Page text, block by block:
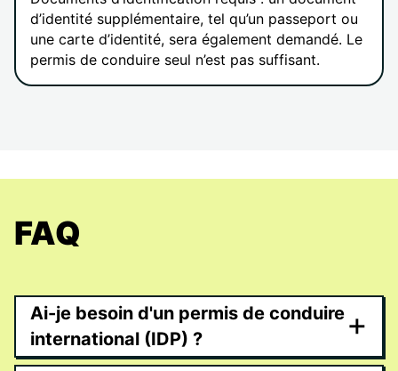
d’identité supplémentaire, tel qu’un passeport ou
une carte d’identité, sera également demandé. Le
permis de conduire seul n’est pas suffisant.
FAQ
Ai-je besoin d'un permis de conduire
international (IDP) ?
+